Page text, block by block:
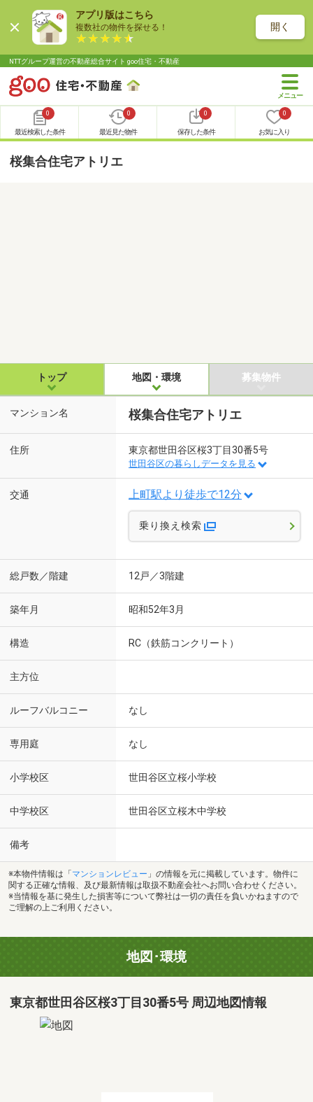
アプリ版はこちら
複数社の物件を探せる！ 開く
NTTグループ運営の不動産総合サイト goo住宅・不動産
0
最近検索した条件
0
最近見た物件
0
保存した条件
0
お気に入り
桜集合住宅アトリエ
トップ 地図・環境 募集物件
マンション名 桜集合住宅アトリエ
住所 東京都世田谷区桜3丁目30番5号
世田谷区の暮らしデータを見る
交通 上町駅より徒歩で12分
乗り換え検索
総戸数／階建 12戸／3階建
築年月 昭和52年3月
構造 RC（鉄筋コンクリート）
主方位
ルーフバルコニー なし
専用庭 なし
小学校区 世田谷区立桜小学校
中学校区 世田谷区立桜木中学校
備考
※本物件情報は「 マンションレビュー 」の情報を元に掲載しています。物件に
関する正確な情報、及び最新情報は取扱不動産会社へお問い合わせください。
※当情報を基に発生した損害等について弊社は一切の責任を負いかねますので
ご理解の上ご利用ください。
地図･環境
東京都世田谷区桜3丁目30番5号 周辺地図情報